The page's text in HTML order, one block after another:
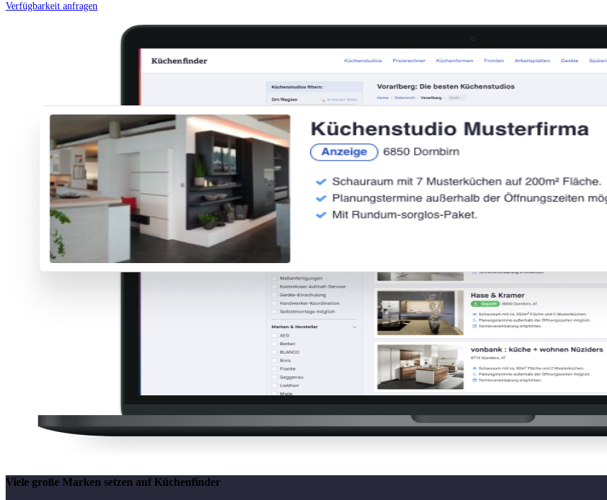
Verfügbarkeit anfragen
Viele große Marken setzen auf Küchenfinder